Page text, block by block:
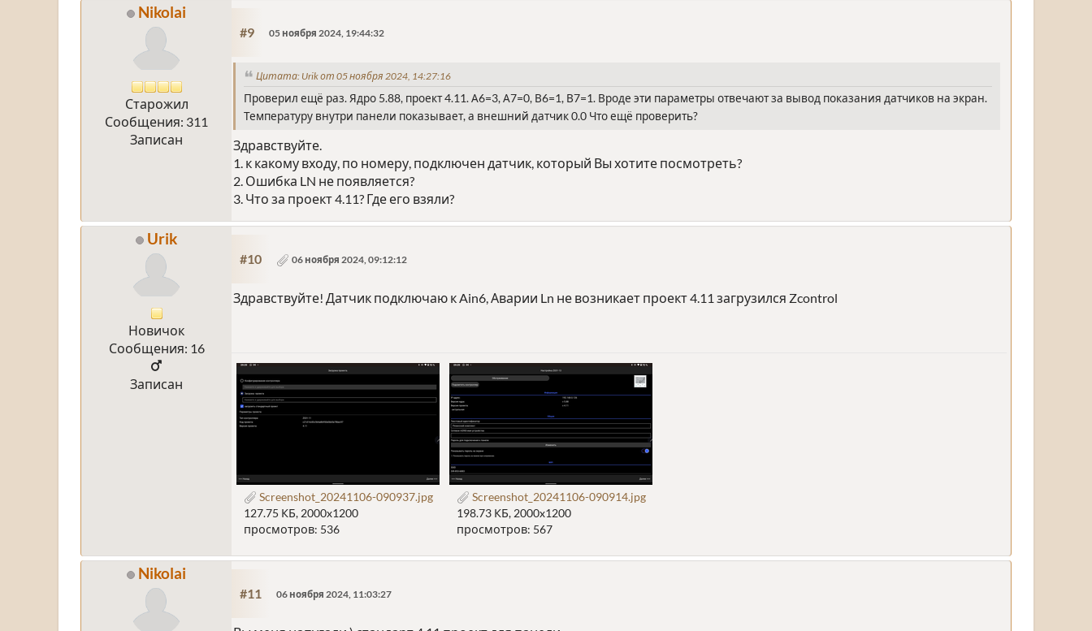
Nikolai
Старожил
Сообщения: 311
Записан
#9 05 ноября 2024, 19:44:32
Цитата: Urik от 05 ноября 2024, 14:27:16
Проверил ещё раз. Ядро 5.88, проект 4.11. А6=3, А7=0, В6=1, В7=1. Вроде эти параметры отвечают за вывод показания датчиков на экран.
Температуру внутри панели показывает, а внешний датчик 0.0 Что ещё проверить?
Здравствуйте.
1. к какому входу, по номеру, подключен датчик, который Вы хотите посмотреть?
2. Ошибка LN не появляется?
3. Что за проект 4.11? Где его взяли?
Urik
Новичок
Сообщения: 16
Записан
#10 06 ноября 2024, 09:12:12
Здравствуйте! Датчик подключаю к Ain6, Аварии Ln не возникает проект 4.11 загрузился Zcontrol
Screenshot_20241106-090937.jpg
127.75 КБ, 2000x1200
просмотров: 536
Screenshot_20241106-090914.jpg
198.73 КБ, 2000x1200
просмотров: 567
Nikolai
#11 06 ноября 2024, 11:03:27